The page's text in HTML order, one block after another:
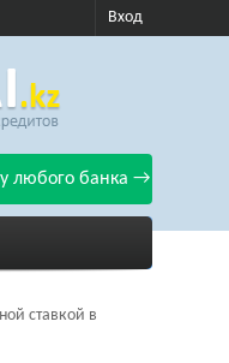
Вход
любого банка →
ставкой в